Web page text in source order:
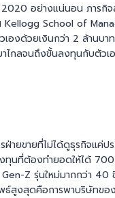
2020 อย่างแน่นอน ภาร
School of
งด้วยเงินกว่า 2 ล้านบา
ไกลจนถึงขั้นลงทุนกับตัว
ยขายที่ไม่ได้ดูธุรกิจแค่ป
ทุนที่ต้องทำยอดให้ได้
Z รุ่นใหม่มากกว่า
สูงสุดคือการพาบริษัทของ